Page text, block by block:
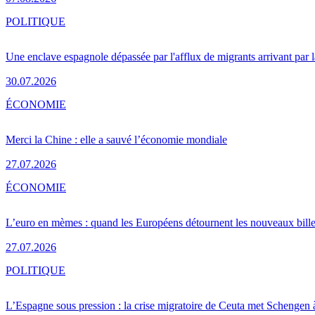
Une enclave espagnole dépassée par l'afflux de migrants arrivant par
30.07.2026
POLITIQUE
Merci la Chine : elle a sauvé l’économie mondiale
27.07.2026
ÉCONOMIE
L’euro en mèmes : quand les Européens détournent les nouveaux
27.07.2026
ÉCONOMIE
L’Espagne sous pression : la crise migratoire de Ceuta met Schengen
POLITIQUE